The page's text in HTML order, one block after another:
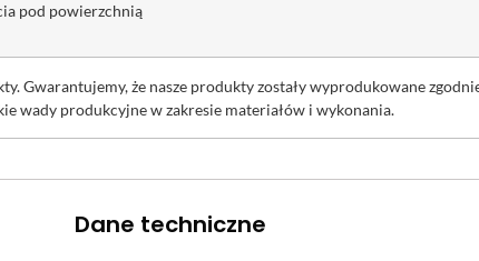
pod powierzchnią
Gwarantujemy, że nasze produkty zostały wyprodukowane
wady produkcyjne w zakresie materiałów i wykonania.
Dane techniczne